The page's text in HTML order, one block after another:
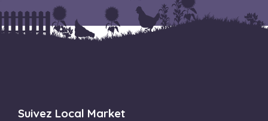
Suivez Local Market